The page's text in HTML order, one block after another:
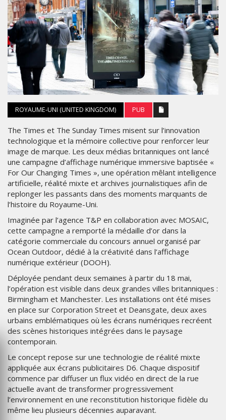
ROYAUME-UNI (UNITED KINGDOM) PUB
The Times et The Sunday Times misent sur l’innovation
technologique et la mémoire collective pour renforcer leur
image de marque. Les deux médias britanniques ont lancé
une campagne d’affichage numérique immersive baptisée «
For Our Changing Times », une opération mêlant intelligence
artificielle, réalité mixte et archives journalistiques afin de
replonger les passants dans des moments marquants de
l’histoire du Royaume-Uni.
Imaginée par l’agence T&P en collaboration avec MOSAIC,
cette campagne a remporté la médaille d’or dans la
catégorie commerciale du concours annuel organisé par
Ocean Outdoor, dédié à la créativité dans l’affichage
numérique extérieur (DOOH).
Déployée pendant deux semaines à partir du 18 mai,
l’opération est visible dans deux grandes villes britanniques :
Birmingham et Manchester. Les installations ont été mises
en place sur Corporation Street et Deansgate, deux axes
urbains emblématiques où les écrans numériques recréent
des scènes historiques intégrées dans le paysage
contemporain.
Le concept repose sur une technologie de réalité mixte
appliquée aux écrans publicitaires D6. Chaque dispositif
commence par diffuser un flux vidéo en direct de la rue
actuelle avant de transformer progressivement
l’environnement en une reconstitution historique fidèle du
même lieu plusieurs décennies auparavant.